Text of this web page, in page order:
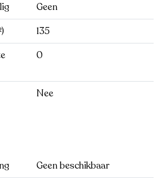
Geen
135
0
Nee
Geen beschikbaar